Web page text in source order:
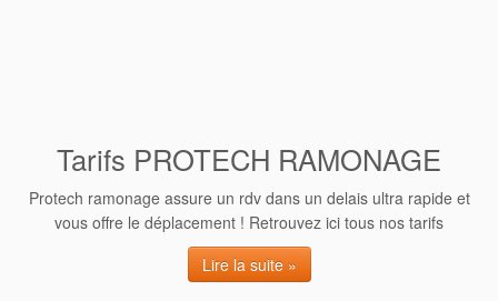
Tarifs PROTECH RAMONAGE
Protech ramonage assure un rdv dans un delais ultra rapide et
vous offre le déplacement ! Retrouvez ici tous nos tarifs
Lire la suite »